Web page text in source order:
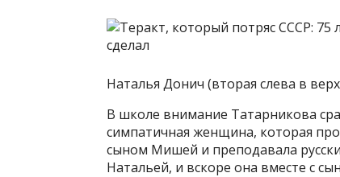
Наталья Донич (вторая слева в
В школе внимание Татарникова
симпатичная женщина, которая
сыном Мишей и преподавала
Натальей, и вскоре она вместе с